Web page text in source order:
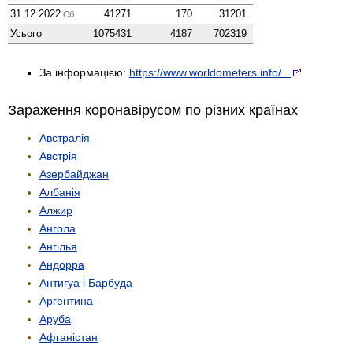
31.12.2022 Сб 41271 170
31201
Усього
1075431 4187 702319
За інформацією: https://www.worldometers.info/...
Зараження коронавірусом по різних країнах
Австралія
Австрія
Азербайджан
Албанія
Алжир
Ангола
Ангілья
Андорра
Антигуа і Барбуда
Аргентина
Аруба
Афганістан